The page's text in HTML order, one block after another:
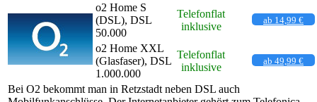
o2 Home S
(DSL), DSL
50.000
Telefonflat
inklusive
ab 14,99 €
o2 Home XXL
(Glasfaser), DSL
1.000.000
Telefonflat
inklusive
ab 49,99 €
Bei O2 bekommt man in Retzstadt neben DSL auch